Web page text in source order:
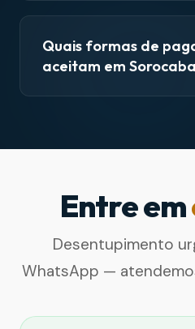
Quais formas de
aceitam em
Entre em
Desentupimento
WhatsApp —